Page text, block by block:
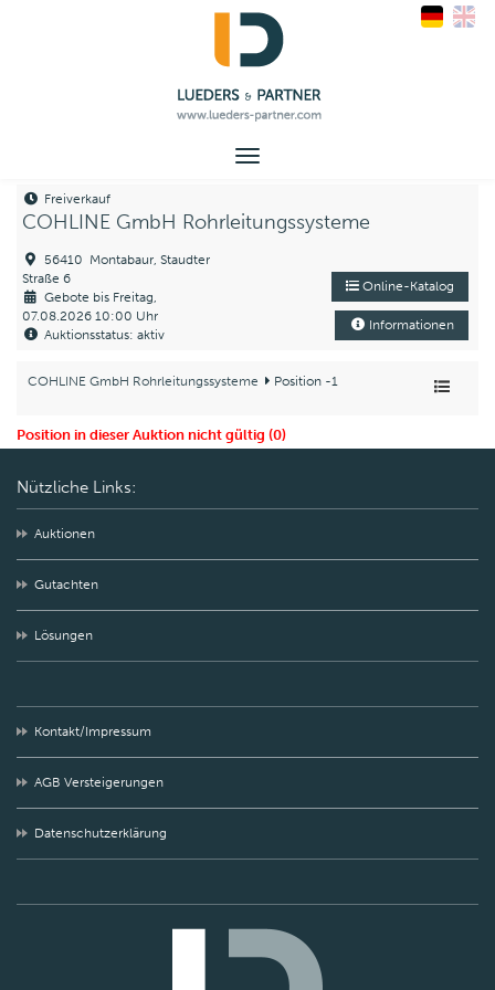
Toggle
Freiverkauf
COHLINE GmbH Rohrleitungssysteme
56410 Montabaur, Staudter
Straße 6
Gebote bis Freitag,
07.08.2026 10:00 Uhr
Auktionsstatus: aktiv
Online-Katalog
Informationen
COHLINE GmbH Rohrleitungssysteme Position -1
Position in dieser Auktion nicht gültig (0)
Nützliche Links:
Auktionen
Gutachten
Lösungen
Kontakt/Impressum
AGB Versteigerungen
Datenschutzerklärung